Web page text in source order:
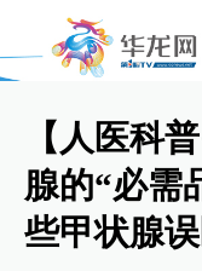
【人医科
腺的“必需
些甲状腺